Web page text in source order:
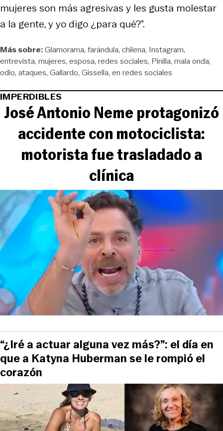
mujeres son más agresivas y les gusta molestar
a la gente, y yo digo ¿para qué?”.
Más sobre:Glamorama farándula chilena Instagram
entrevista mujeres esposa redes sociales Pinilla mala onda
odio ataques Gallardo Gissella en redes sociales
IMPERDIBLES
José Antonio Neme protagonizó
accidente con motociclista:
motorista fue trasladado a
clínica
“¿Iré a actuar alguna vez más?”: el día en
que a Katyna Huberman se le rompió el
corazón